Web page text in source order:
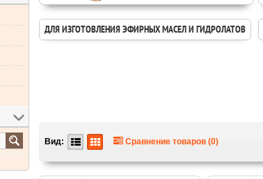
ДЛЯ ИЗГОТОВЛЕНИЯ ЭФИРНЫХ МАСЕЛ И ГИДРОЛАТОВ
Вид: Сравнение товаров (0)